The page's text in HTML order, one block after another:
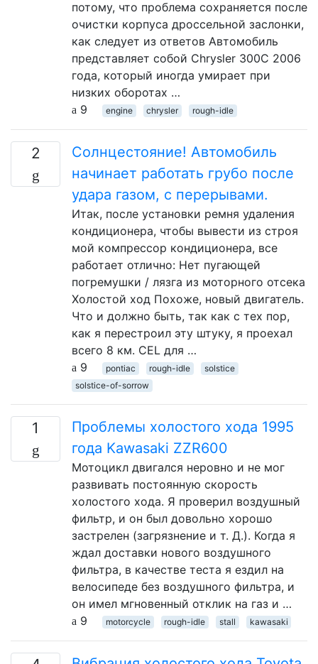
потому, что проблема сохраняется после
очистки корпуса дроссельной заслонки,
как следует из ответов Автомобиль
представляет собой Chrysler 300C 2006
года, который иногда умирает при
низких оборотах …
9
engine chrysler rough-idle
2
Солнцестояние! Автомобиль
начинает работать грубо после
удара газом, с перерывами.
Итак, после установки ремня удаления
кондиционера, чтобы вывести из строя
мой компрессор кондиционера, все
работает отлично: Нет пугающей
погремушки / лязга из моторного отсека
Холостой ход Похоже, новый двигатель.
Что и должно быть, так как с тех пор,
как я перестроил эту штуку, я проехал
всего 8 км. CEL для …
9
pontiac rough-idle
solstice
solstice-of-sorrow
1
Проблемы холостого хода 1995
года Kawasaki ZZR600
Мотоцикл двигался неровно и не мог
развивать постоянную скорость
холостого хода. Я проверил воздушный
фильтр, и он был довольно хорошо
застрелен (загрязнение и т. Д.). Когда я
ждал доставки нового воздушного
фильтра, в качестве теста я ездил на
велосипеде без воздушного фильтра, и
он имел мгновенный отклик на газ и …
9
motorcycle rough-idle stall kawasaki